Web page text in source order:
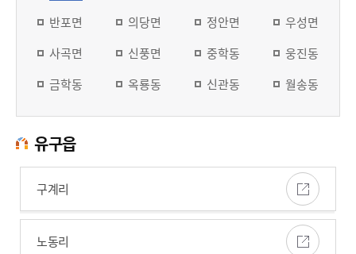
반포면
의당면 정안면
우성면
사곡면
신풍면 중학동
웅진동
금학동
옥룡동 신관동 월송동
유구읍
구계리
노동리